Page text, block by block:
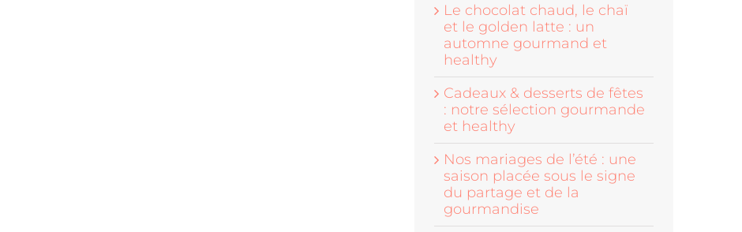
Le chocolat chaud, le chaï
et le golden latte : un
automne gourmand et
healthy
Cadeaux & desserts de fêtes
: notre sélection gourmande
et healthy
Nos mariages de l’été : une
saison placée sous le signe
du partage et de la
gourmandise